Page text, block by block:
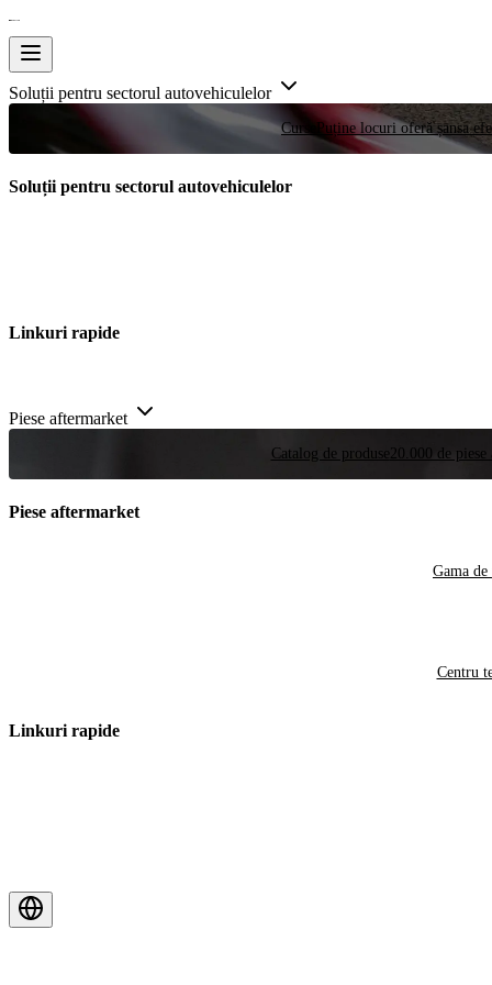
Soluții pentru sectorul autovehiculelor
Curse Puține locuri oferă șansa
Soluții pentru sectorul autovehiculelor
Linkuri rapide
Piese aftermarket
Catalog de produse 20.000 de
Piese aftermarket
Gama de
Centru
Linkuri rapide